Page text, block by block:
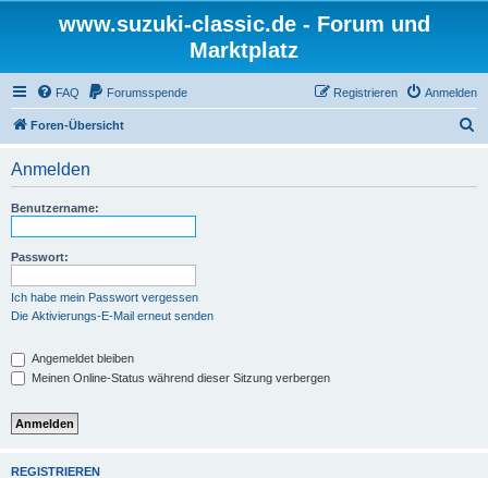
www.suzuki-classic.de - Forum und
Marktplatz
FAQ Forumsspende Anmelden
Registrieren
Foren-Übersicht
Anmelden
Benutzername:
Passwort:
Ich habe mein Passwort vergessen
Die Aktivierungs-E-Mail erneut senden
Angemeldet bleiben
Meinen Online-Status während dieser Sitzung verbergen
REGISTRIEREN